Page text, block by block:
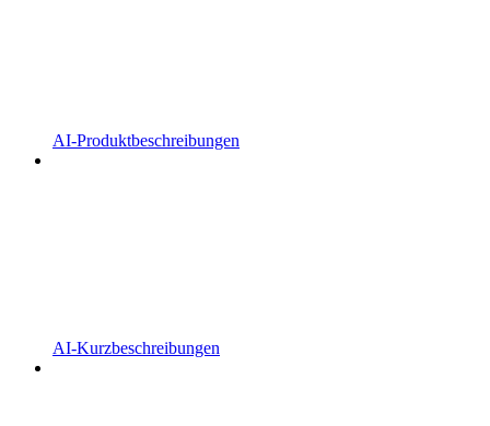
AI-Produktbeschreibungen
AI-Kurzbeschreibungen